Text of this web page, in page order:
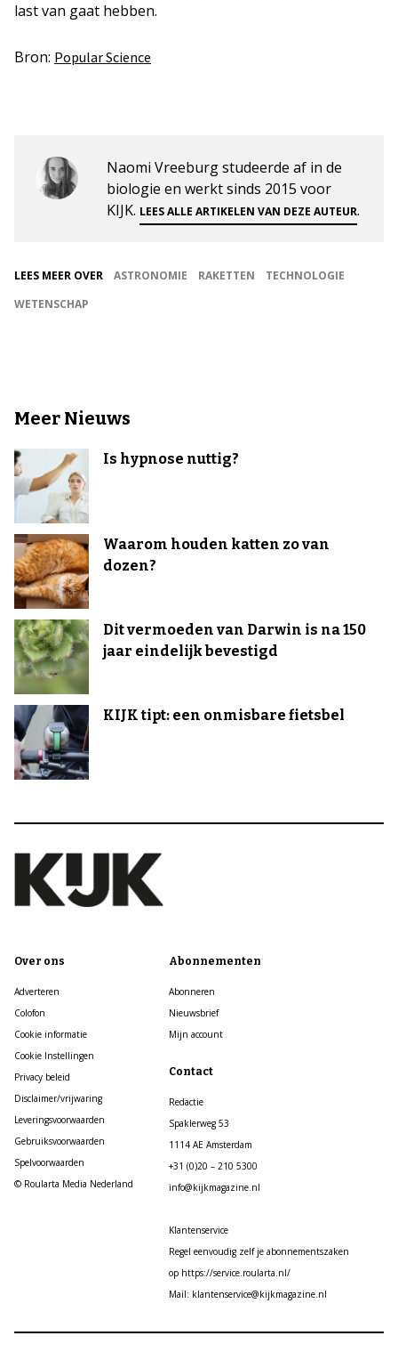
last van gaat hebben.
Bron: Popular Science
Naomi Vreeburg studeerde af in de
biologie en werkt sinds 2015 voor
KIJK. LEES ALLE ARTIKELEN VAN DEZE AUTEUR.
LEES MEER OVER ASTRONOMIE RAKETTEN
TECHNOLOGIE
WETENSCHAP
Meer Nieuws
Is hypnose nuttig?
Waarom houden katten zo van
dozen?
Dit vermoeden van Darwin is na 150
jaar eindelijk bevestigd
KIJK tipt: een onmisbare fietsbel
Over ons
Adverteren
Colofon
Cookie informatie
Cookie Instellingen
Privacy beleid
Disclaimer/vrijwaring
Leveringsvoorwaarden
Gebruiksvoorwaarden
Spelvoorwaarden
© Roularta Media Nederland
Abonnementen
Abonneren
Nieuwsbrief
Mijn account
Contact
Redactie
Spaklerweg 53
1114 AE Amsterdam
+31 (0)20 – 210 5300
info@kijkmagazine.nl
Klantenservice
Regel eenvoudig zelf je abonnementszaken
op https://service.roularta.nl/
Mail: klantenservice@kijkmagazine.nl